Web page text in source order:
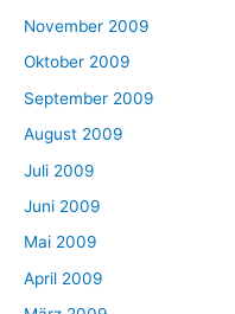
November 2009
Oktober 2009
September 2009
August 2009
Juli 2009
Juni 2009
Mai 2009
April 2009